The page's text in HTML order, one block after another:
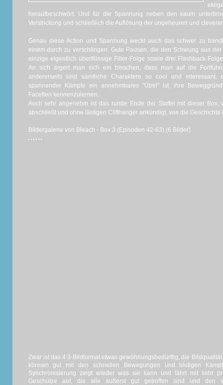
heraufbeschwört. Und für die Spannung neben den kaum
Verstrickung und schließlich die Auflösung der ungeheuren und
Genau diese Action und Spannung weckt auch das schwer zu
einem durch zu verschlingen. Gute Pausen, die den Schwung aus
einzige eigentlich überflüssige Filler-Folge sowie drei Flashback-
An sich ärgert man sich ein bisschen, dass man auf die
andererseits sind sämtliche Charaktere so cool und interessant,
spannender Kämpfe ein annehmbares "Übel" ist, ihre
Facetten kennenzulernen.
Auch sehr angenehm ist das runde Ende der Staffel mit dieser Box,
abschließt und ohne lästigen Cliffhanger ankündigt, wie die Geschichte
Bildergalerie von Bleach - Box 3 (Episoden 42-63) (6 Bilder)
Zwar ist das 4:3-Bildformat etwas gewöhnungsbedürftig, die
können gut mit den schnellen Bewegungen und blutigen
Synchronisierung zeigt wieder was sie kann und fährt mit sehr
Geschütze auf, die alle äußerst gut getroffen sind und den